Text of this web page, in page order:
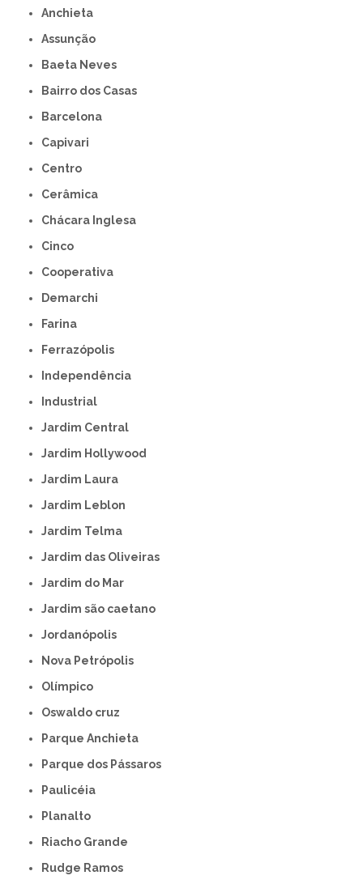
Anchieta
Assunção
Baeta Neves
Bairro dos Casas
Barcelona
Capivari
Centro
Cerâmica
Chácara Inglesa
Cinco
Cooperativa
Demarchi
Farina
Ferrazópolis
Independência
Industrial
Jardim Central
Jardim Hollywood
Jardim Laura
Jardim Leblon
Jardim Telma
Jardim das Oliveiras
Jardim do Mar
Jardim são caetano
Jordanópolis
Nova Petrópolis
Olímpico
Oswaldo cruz
Parque Anchieta
Parque dos Pássaros
Paulicéia
Planalto
Riacho Grande
Rudge Ramos